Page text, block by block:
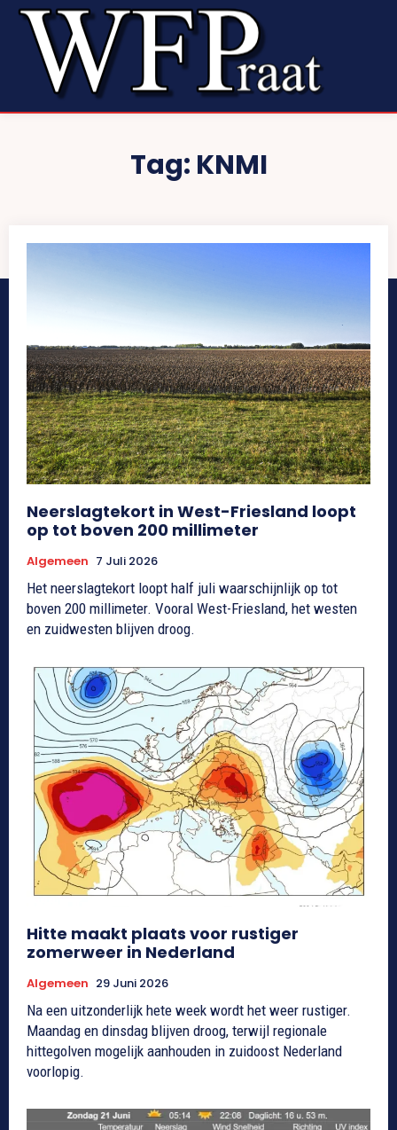
Tag: KNMI
Neerslagtekort in West-Friesland loopt
op tot boven 200 millimeter
Algemeen 7 Juli 2026
Het neerslagtekort loopt half juli waarschijnlijk op tot
boven 200 millimeter. Vooral West-Friesland, het westen
en zuidwesten blijven droog.
Hitte maakt plaats voor rustiger
zomerweer in Nederland
Algemeen 29 Juni 2026
Na een uitzonderlijk hete week wordt het weer rustiger.
Maandag en dinsdag blijven droog, terwijl regionale
hittegolven mogelijk aanhouden in zuidoost Nederland
voorlopig.